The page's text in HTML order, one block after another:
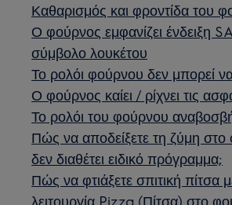
Καθαρισμός και φροντίδα του
Ο φούρνος εμφανίζει ένδειξη
σύμβολο λουκέτου
Το ρολόι φούρνου δεν μπορεί
Ο φούρνος καίει / ρίχνει τις
Το ρολόι του φούρνου
Πώς να αποδείξετε τη ζύμη
δεν διαθέτει ειδικό πρόγραμμα;
Πώς να φτιάξετε σπιτική πίτσα
λειτουργία Pizza (Πίτσα) στο